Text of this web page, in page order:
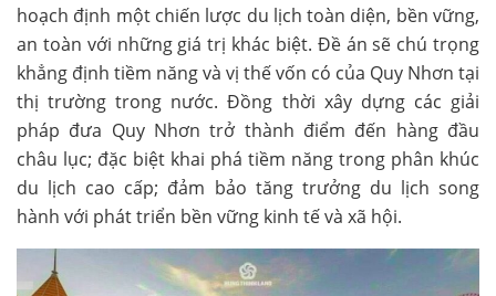
hoạch định một chiến lược du lịch toàn diện, bền vững,
an toàn với những giá trị khác biệt. Đề án sẽ chú trọng
khẳng định tiềm năng và vị thế vốn có của Quy Nhơn tại
thị trường trong nước. Đồng thời xây dựng các giải
pháp đưa Quy Nhơn trở thành điểm đến hàng đầu
châu lục; đặc biệt khai phá tiềm năng trong phân khúc
du lịch cao cấp; đảm bảo tăng trưởng du lịch song
hành với phát triển bền vững kinh tế và xã hội.